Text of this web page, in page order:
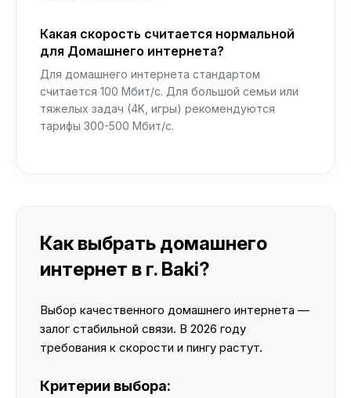
Какая скорость считается нормальной
для Домашнего интернета?
Для домашнего интернета стандартом
считается 100 Мбит/с. Для большой семьи или
тяжелых задач (4K, игры) рекомендуются
тарифы 300-500 Мбит/с.
Как выбрать домашнего
интернет в г. Baki?
Выбор качественного домашнего интернета —
залог стабильной связи. В 2026 году
требования к скорости и пингу растут.
Критерии выбора: